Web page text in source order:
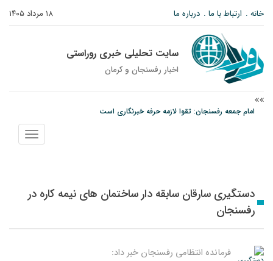
۱۸ مرداد ۱۴۰۵ خانه ارتباط با ما درباره ما
سایت تحلیلی خبری روراستی
اخبار رفسنجان و كرمان
امام جمعه رفسنجان: تقوا لازمه حرفه خبرنگاری است
پیش‌بینی هواشناسی برای استان کرمان؛ از وزش باد و گردوخاک تا رگبار و رعدوبرق
نمایش
منو
دستگیری سارقان سابقه دار ساختمان های نیمه کاره در
رفسنجان
فرمانده انتظامی رفسنجان خبر داد: